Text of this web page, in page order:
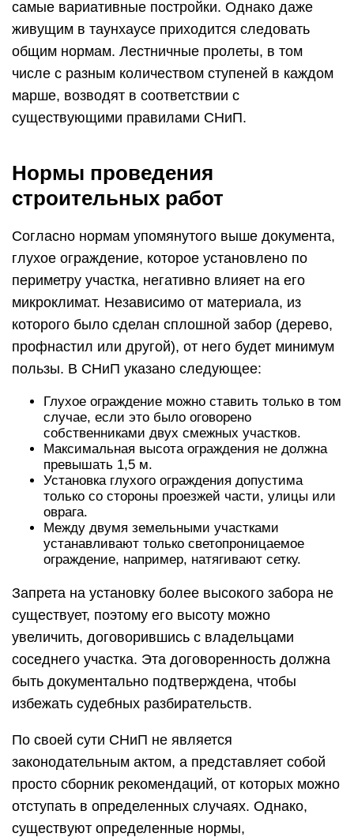
самые вариативные постройки. Однако даже
живущим в таунхаусе приходится следовать
общим нормам. Лестничные пролеты, в том
числе с разным количеством ступеней в каждом
марше, возводят в соответствии с
существующими правилами СНиП.
Нормы проведения
строительных работ
Согласно нормам упомянутого выше документа,
глухое ограждение, которое установлено по
периметру участка, негативно влияет на его
микроклимат. Независимо от материала, из
которого было сделан сплошной забор (дерево,
профнастил или другой), от него будет минимум
пользы. В СНиП указано следующее:
Глухое ограждение можно ставить только в том
случае, если это было оговорено
собственниками двух смежных участков.
Максимальная высота ограждения не должна
превышать 1,5 м.
Установка глухого ограждения допустима
только со стороны проезжей части, улицы или
оврага.
Между двумя земельными участками
устанавливают только светопроницаемое
ограждение, например, натягивают сетку.
Запрета на установку более высокого забора не
существует, поэтому его высоту можно
увеличить, договорившись с владельцами
соседнего участка. Эта договоренность должна
быть документально подтверждена, чтобы
избежать судебных разбирательств.
По своей сути СНиП не является
законодательным актом, а представляет собой
просто сборник рекомендаций, от которых можно
отступать в определенных случаях. Однако,
существуют определенные нормы,